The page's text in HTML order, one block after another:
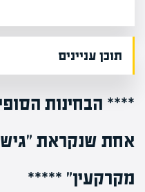
תוכן עניינים
**** הבחינות
אחת שנקראת
מקרקעין" *****